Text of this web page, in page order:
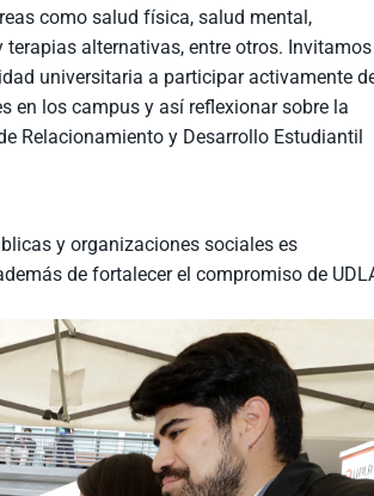
como salud física, salud mental,
alternativas, entre otros. Invitamos
universitaria a participar activamente
en los campus y así reflexionar sobre la
Relacionamiento y Desarrollo Estudiantil
y organizaciones sociales es
de fortalecer el compromiso de